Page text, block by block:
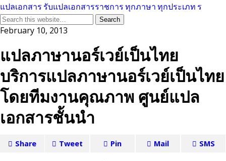
แปลเอกสาร รับแปลเอกสารราชการ ทุกภาษา ทุกประเภท ร
February 10, 2013
แปลภาษานอร์เวย์เป็นไทย
บริการแปลภาษานอร์เวย์เป็นไทย
โดยทีมงานคุณภาพ ศูนย์แปล
เอกสารชั้นนำ
Share Tweet Pin Mail SMS